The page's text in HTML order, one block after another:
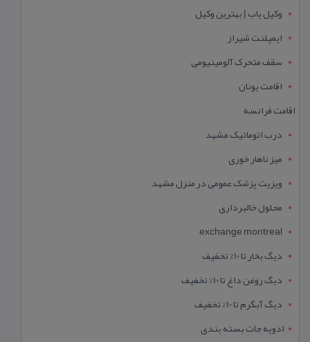
وکیل یاب | بهترین وکیل
ایمپلنت شیراز
سقف متحرک آلومینیومی
اقامت یونان
اقامت فرانسه
درب اتوماتیک مشهد
میز ناهار خوری
ویزیت پزشک عمومی در منزل مشهد
محلول خالبرداری
exchange montreal
دیگ بخار تا 10% تخفیف
دیگ روغن داغ تا 10% تخفیف
دیگ آبگرم تا 10% تخفیف
ادویه جات بسته بندی